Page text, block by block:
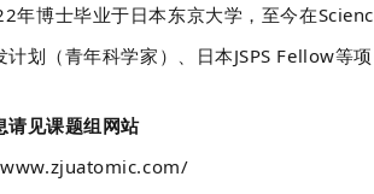
年博士毕业于日本东京大学，至今在
计划（青年科学家）、日本JSPS Fellow等项
请见课题组网站